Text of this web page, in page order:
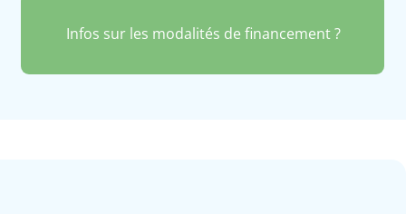
Infos sur les modalités de financement ?